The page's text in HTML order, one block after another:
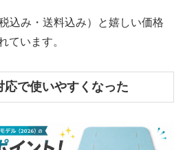
込み・送料込み）と嬉しい価格
ています。
で使いやすくなった